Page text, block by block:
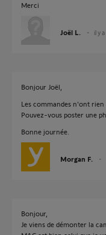
Merci
Joël L. il y
Bonjour Joël,
Les commandes n'ont
Pouvez-vous poster une
Bonne journée.
Morgan F.
Bonjour,
Je viens de démonter la